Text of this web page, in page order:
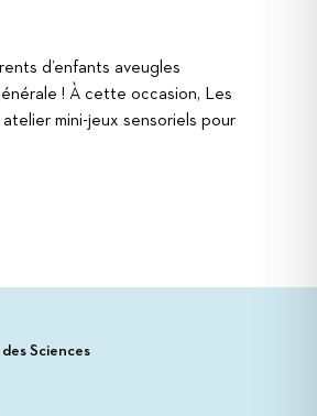
soi-même
d’enfants aveugles
! À cette occasion, Les
mini-jeux sensoriels pour
Sciences